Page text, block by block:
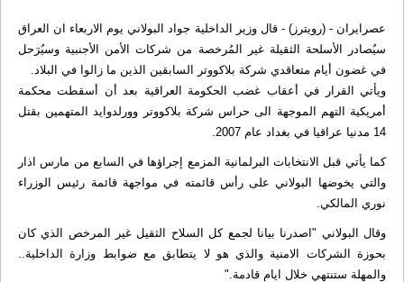
عصرایران - (رويترز) - قال وزير الداخلية جواد البولاني يوم الاربعاء ان العراق
سيُصادر الأسلحة الثقيلة غير المُرخصة من شركات الأمن الأجنبية وسيُرَحل
في غضون أيام متعاقدي شركة بلاكووتر السابقين الذين ما زالوا في البلاد.
ويأتي القرار في أعقاب غضب الحكومة العراقية بعد أن أسقطت محكمة
أمريكية التهم الموجهة الى حراس شركة بلاكووتر وورلدوايد المتهمين بقتل
14 مدنيا عراقيا في بغداد عام 2007.
كما يأتي قبل الانتخابات البرلمانية المزمع إجراؤها في السابع من مارس اذار
والتي يخوضها البولاني على رأس قائمته في مواجهة قائمة رئيس الوزراء
نوري المالكي.
وقال البولاني "اصدرنا بيانا لجمع كل السلاح الثقيل غير المرخص الذي كان
بحوزة الشركات الامنية والذي هو لا يتطابق مع ضوابط وزارة الداخلية..
والمهلة ستنتهي خلال ايام قادمة."